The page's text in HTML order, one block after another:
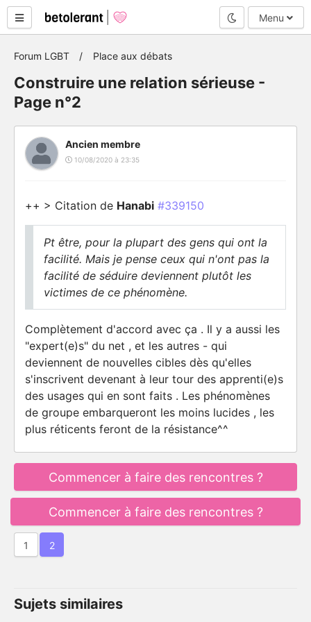
Mode nuit
Menu
Forum LGBT Place aux débats
Construire une relation sérieuse -
Page n°2
Ancien membre
10/08/2020 à 23:35
++ > Citation de Hanabi #339150
Pt être, pour la plupart des gens qui ont la
facilité. Mais je pense ceux qui n'ont pas la
facilité de séduire deviennent plutôt les
victimes de ce phénomène.
Complètement d'accord avec ça . Il y a aussi les
"expert(e)s" du net , et les autres - qui
deviennent de nouvelles cibles dès qu'elles
s'inscrivent devenant à leur tour des apprenti(e)s
des usages qui en sont faits . Les phénomènes
de groupe embarqueront les moins lucides , les
plus réticents feront de la résistance^^
Commencer à faire des rencontres ?
Commencer à faire des rencontres ?
1 2
Sujets similaires